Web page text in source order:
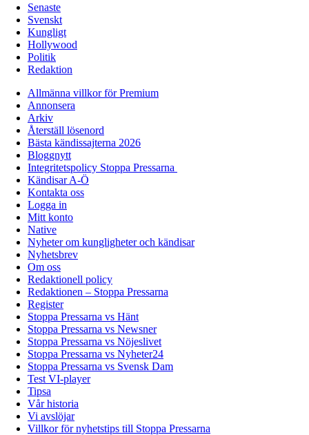
Senaste
Svenskt
Kungligt
Hollywood
Politik
Redaktion
Allmänna villkor för Premium
Annonsera
Arkiv
Återställ lösenord
Bästa kändissajterna 2026
Bloggnytt
Integritetspolicy Stoppa Pressarna
Kändisar A-Ö
Kontakta oss
Logga in
Mitt konto
Native
Nyheter om kungligheter och kändisar
Nyhetsbrev
Om oss
Redaktionell policy
Redaktionen – Stoppa Pressarna
Register
Stoppa Pressarna vs Hänt
Stoppa Pressarna vs Newsner
Stoppa Pressarna vs Nöjeslivet
Stoppa Pressarna vs Nyheter24
Stoppa Pressarna vs Svensk Dam
Test VI-player
Tipsa
Vår historia
Vi avslöjar
Villkor för nyhetstips till Stoppa Pressarna